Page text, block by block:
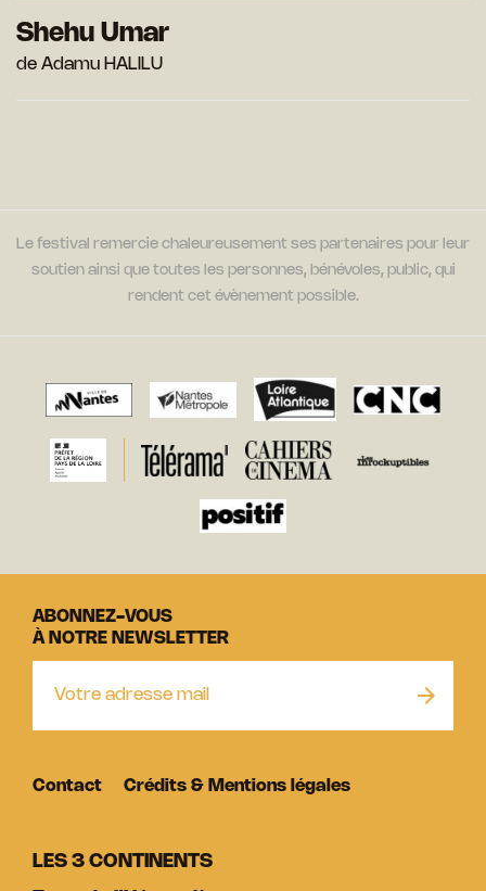
Shehu Umar
de Adamu HALILU
Le festival remercie chaleureusement ses partenaires pour leur
soutien ainsi que toutes les personnes, bénévoles, public, qui
rendent cet évènement possible.
LES 3 CONTINENTS
ABONNEZ-VOUS
À NOTRE NEWSLETTER
Contact Crédits & Mentions légales